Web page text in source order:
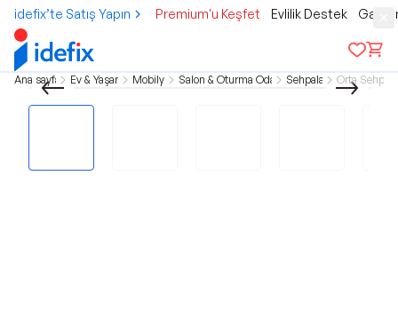
idefix’te Satış Yapın Premium'u Keşfet Evlilik Destek
Ana sayfa Ev & Yaşam Mobilya Salon & Oturma Odası Sehpalar Orta Sehpa